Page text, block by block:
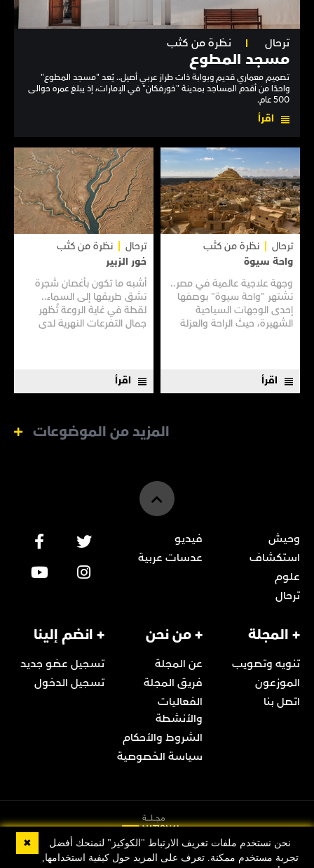
ترحال نظرة من كثب
مسجد المطوع
تصميم معماري قديم وبوابة ذات طراز عربي أصيل.. يُعد "مسجد المطوع"
واحدًا من أقدم المساجد بمدينة "خورفكان" في الإمارات، إذ يبلغ عمره حوالى
500 عام.
اقرأ
ترحال
نظرة من كثب
واحة سيوة
وجهة علاجية عالمية في مصر..
تشتهر "واحة سيوة" بوصفها
إحدى الوجهات السياحية
الشهيرة، حيث الراحة والعزلة
اقرأ
ترحال
نظرة من كثب
خور الزبير
أشبه ما تكون بأغصان شجرة
تشق طريقها إلى السماء..
لقطة في غاية الروعة تُظهر
جمال التفرعات النهرية لدى
اقرأ
المزيد من الموضوعات
وحيش
استكشاف
علوم
ترحال
فيديو
عدسات عربية
+ المجلة
تنويه وتصويب
الموزعون
اتصل بنا
+ من نحن
عن المجلة
فريق المجلة
الفعاليات
والأنشطة
الشروط والأحكام
سياسة الخصوصية
+ انضم إلينا
تسجيل عضو جديد
تسجيل الدخول
✖
نحن نستخدم ملفات تعريف الارتباط "الكوكيز" لنمنحك أفضل
تجربة مستخدم ممكنة. تعرف على المزيد حول كيفية استخدامها,